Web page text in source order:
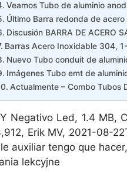
Veamos Tubo de aluminio
Último Barra redonda de
Discusión BARRA DE ACERO
Barras Acero Inoxidable 304,
Nuevo Tubo conduit de
Imágenes Tubo emt de
Actualmente – Combo Tubos
Negativo Led, 1.4 MB,
Erik MV, 2021-08-
auxiliar tengo que
lekcyjne